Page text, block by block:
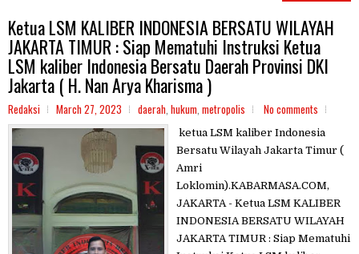
Ketua LSM KALIBER INDONESIA BERSATU WILAYAH
JAKARTA TIMUR : Siap Mematuhi Instruksi Ketua
LSM kaliber Indonesia Bersatu Daerah Provinsi DKI
Jakarta ( H. Nan Arya Kharisma )
Redaksi March 27, 2023 daerah, hukum, metropolis No comments
ketua LSM kaliber Indonesia
Bersatu Wilayah Jakarta Timur (
Amri
Loklomin).KABARMASA.COM,
JAKARTA - Ketua LSM KALIBER
INDONESIA BERSATU WILAYAH
JAKARTA TIMUR : Siap Mematuhi